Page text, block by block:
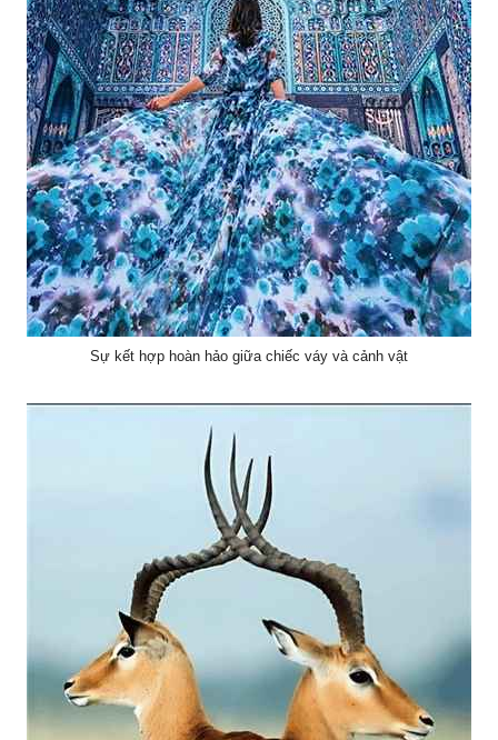
Sự kết hợp hoàn hảo giữa chiếc váy và cảnh vật